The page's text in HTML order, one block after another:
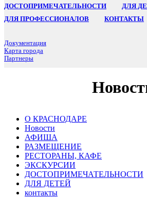
ДОСТОПРИМЕЧАТЕЛЬНОСТИ
ДЛЯ
ДЛЯ ПРОФЕССИОНАЛОВ
КОНТАКТЫ
Документация
Карта города
Партнеры
О КРАСНОДАРЕ
Новости
АФИША
РАЗМЕЩЕНИЕ
РЕСТОРАНЫ, КАФЕ
ЭКСКУРСИИ
ДОСТОПРИМЕЧАТЕЛЬНОСТИ
ДЛЯ ДЕТЕЙ
контакты